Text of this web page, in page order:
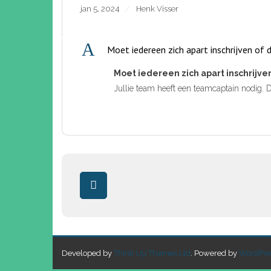
jan 5, 2024 Henk Visser
A Moet iedereen zich apart inschrijven of
Moet iedereen zich apart
Jullie team heeft een teamcaptain nodig.
Developed by Think Up Themes Ltd . Powered by